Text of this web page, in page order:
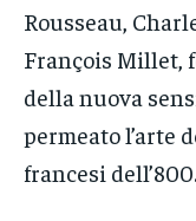
Rousseau,
François Millet,
della nuova
permeato l’arte
francesi dell’800.